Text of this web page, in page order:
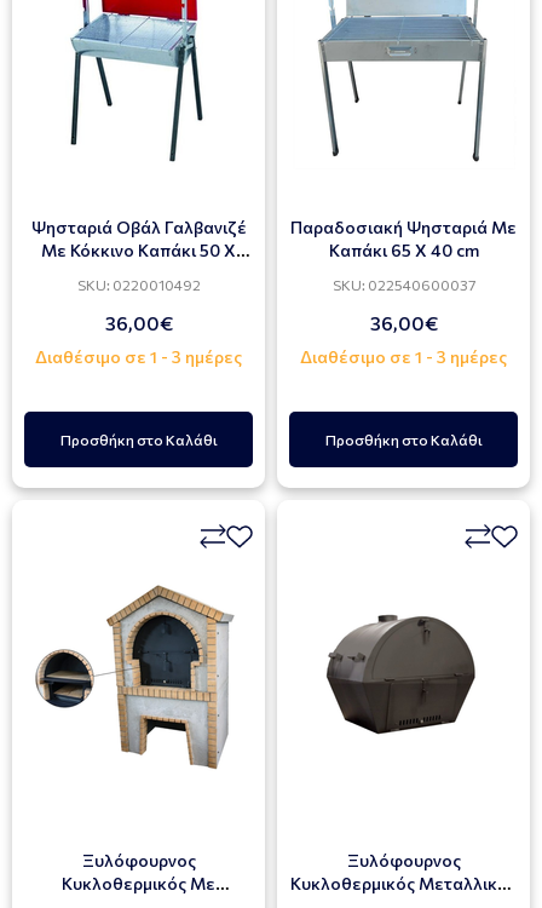
Ψησταριά Οβάλ Γαλβανιζέ
Με Κόκκινο Καπάκι 50 Χ
SKU: 0220010492
36,00€
Διαθέσιμο σε 1 - 3 ημέρες
Προσθήκη στο Καλάθι
Παραδοσιακή Ψησταριά Με
Καπάκι 65 X 40 cm
SKU: 022540600037
36,00€
Διαθέσιμο σε 1 - 3 ημέρες
Προσθήκη στο Καλάθι
Ξυλόφουρνος
Κυκλοθερμικός Με
Ξυλόφουρνος
Κυκλοθερμικός Μεταλλικός